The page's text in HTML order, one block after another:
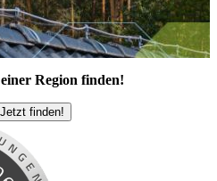
Region finden!